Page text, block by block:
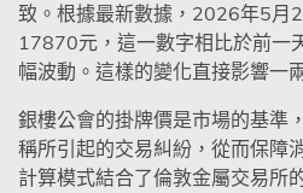
致。根據最新數據，2026年5月
17870元，這一數字相比於前一
幅波動。這樣的變化直接影響一
銀樓公會的掛牌價是市場的基準
稱所引起的交易糾紛，從而保障
計算模式結合了倫敦金屬交易所